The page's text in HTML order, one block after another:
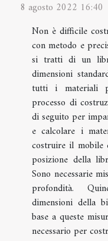
8 agosto 2022 16:40
Non è difficile
con metodo e
si tratti di un
dimensioni
tutti i materiali
processo di
di seguito per
e calcolare i
costruire il mobile
posizione della
Sono necessarie
profondità.
dimensioni della
base a queste
necessario per